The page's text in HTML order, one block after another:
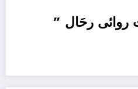
روائى رحَال ”